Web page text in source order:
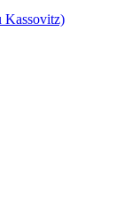
Kassovitz)